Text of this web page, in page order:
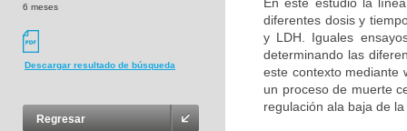
6 meses
Descargar resultado de búsqueda
Regresar
diferentes dosis y
y LDH. Iguales
determinando las
este contexto mediante
un proceso de muerte
regulación ala baja de